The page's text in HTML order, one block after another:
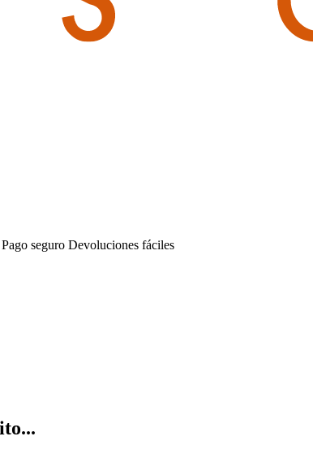
Pago seguro Devoluciones fáciles